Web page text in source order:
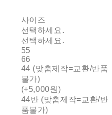
사이즈
선택하세요.
선택하세요.
55
66
44 (맞춤제작=교환/반품
불가)
(+5,000원)
44반 (맞춤제작=교환/반
품불가)